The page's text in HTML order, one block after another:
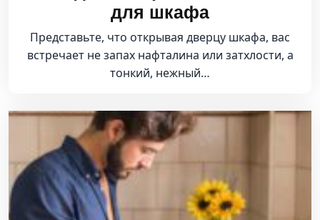
для шкафа
Представьте, что открывая дверцу шкафа, вас
встречает не запах нафталина или затхлости, а
тонкий, нежный…